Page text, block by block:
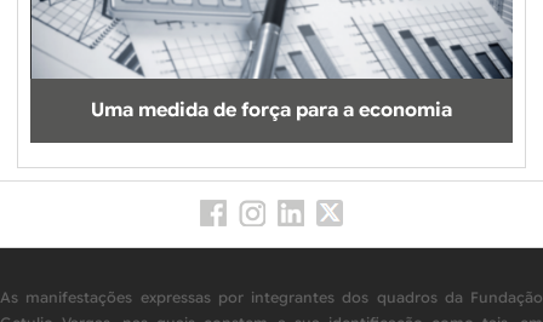
Uma medida de força para a economia
As manifestações expressas por integrantes dos quadros da Fundação